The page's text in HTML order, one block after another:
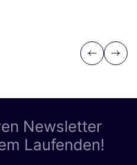
Previous
Next
Newsletter
Laufenden!